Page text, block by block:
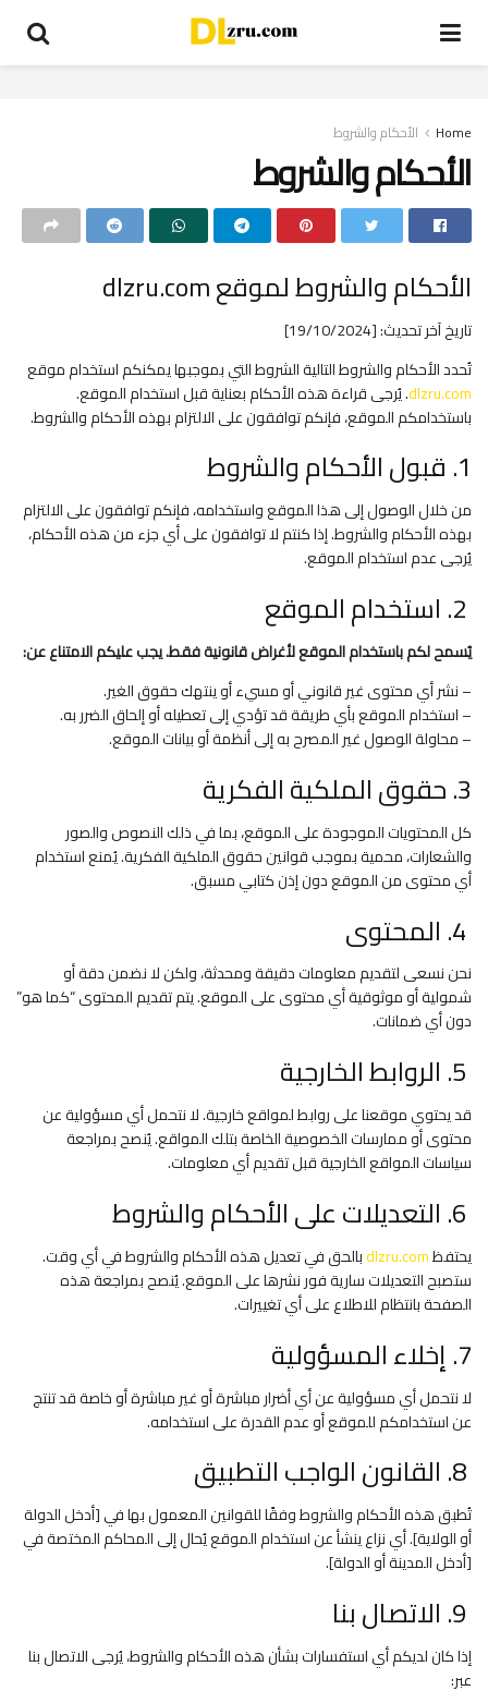
Home الأحكام والشروط
الأحكام والشروط
الأحكام والشروط لموقع dlzru.com
تاريخ آخر تحديث: [19/10/2024]
تُحدد الأحكام والشروط التالية الشروط التي بموجبها يمكنكم استخدام موقع
dlzru.com. يُرجى قراءة هذه الأحكام بعناية قبل استخدام الموقع.
باستخدامكم الموقع، فإنكم توافقون على الالتزام بهذه الأحكام والشروط.
1. قبول الأحكام والشروط
من خلال الوصول إلى هذا الموقع واستخدامه، فإنكم توافقون على الالتزام
بهذه الأحكام والشروط. إذا كنتم لا توافقون على أي جزء من هذه الأحكام،
يُرجى عدم استخدام الموقع.
يُسمح لكم باستخدام الموقع لأغراض قانونية فقط. يجب عليكم الامتناع عن:
– نشر أي محتوى غير قانوني أو مسيء أو ينتهك حقوق الغير.
– استخدام الموقع بأي طريقة قد تؤدي إلى تعطيله أو إلحاق الضرر به.
– محاولة الوصول غير المصرح به إلى أنظمة أو بيانات الموقع.
3. حقوق الملكية الفكرية
كل المحتويات الموجودة على الموقع، بما في ذلك النصوص والصور
والشعارات، محمية بموجب قوانين حقوق الملكية الفكرية. يُمنع استخدام
أي محتوى من الموقع دون إذن كتابي مسبق.
نحن نسعى لتقديم معلومات دقيقة ومحدثة، ولكن لا نضمن دقة أو
شمولية أو موثوقية أي محتوى على الموقع. يتم تقديم المحتوى “كما هو”
دون أي ضمانات.
قد يحتوي موقعنا على روابط لمواقع خارجية. لا نتحمل أي مسؤولية عن
محتوى أو ممارسات الخصوصية الخاصة بتلك المواقع. يُنصح بمراجعة
سياسات المواقع الخارجية قبل تقديم أي معلومات.
يحتفظdlzru.comبالحق في تعديل هذه الأحكام والشروط في أي وقت.
ستصبح التعديلات سارية فور نشرها على الموقع. يُنصح بمراجعة هذه
الصفحة بانتظام للاطلاع على أي تغييرات.
7. إخلاء المسؤولية
لا نتحمل أي مسؤولية عن أي أضرار مباشرة أو غير مباشرة أو خاصة قد تنتج
عن استخدامكم للموقع أو عدم القدرة على استخدامه.
تُطبق هذه الأحكام والشروط وفقًا للقوانين المعمول بها في [أدخل الدولة
أو الولاية]. أي نزاع ينشأ عن استخدام الموقع يُحال إلى المحاكم المختصة في
[أدخل المدينة أو الدولة].
إذا كان لديكم أي استفسارات بشأن هذه الأحكام والشروط، يُرجى الاتصال بنا
عبر: